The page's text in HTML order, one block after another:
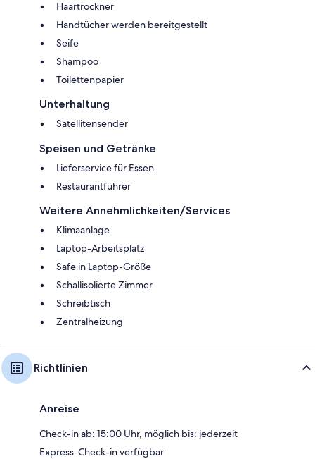
Haartrockner
Handtücher werden bereitgestellt
Seife
Shampoo
Toilettenpapier
Unterhaltung
Satellitensender
Speisen und Getränke
Lieferservice für Essen
Restaurantführer
Weitere Annehmlichkeiten/Services
Klimaanlage
Laptop-Arbeitsplatz
Safe in Laptop-Größe
Schallisolierte Zimmer
Schreibtisch
Zentralheizung
Richtlinien
Anreise
Check-in ab: 15:00 Uhr, möglich bis: jederzeit
Express-Check-in verfügbar